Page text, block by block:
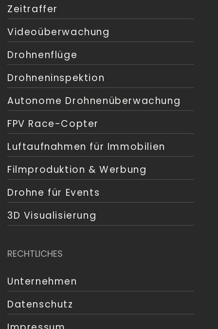
Zeitraffer
Videoüberwachung
Drohnenflüge
Drohneninspektion
Autonome Drohnenüberwachung
FPV Race-Copter
Luftaufnahmen für Immobilien
Filmproduktion & Werbung
Drohne für Events
3D Visualisierung
RECHTLICHES
Unternehmen
Datenschutz